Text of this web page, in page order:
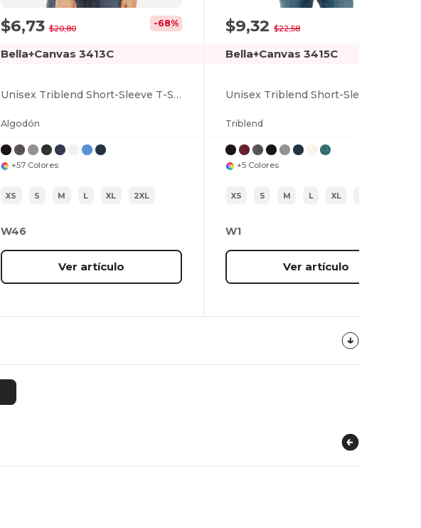
$6,73$20,80 -68%
Bella+Canvas 3413C
Unisex Triblend Short-Sleeve T-Shirt
Algodón
+57 Colores
XS S M L XL 2XL
W46
Ver artículo
$9,32$22,58
Bella+Canvas 3415C
Triblend
+5 Colores
XS S M L XL
W1
Ver artículo